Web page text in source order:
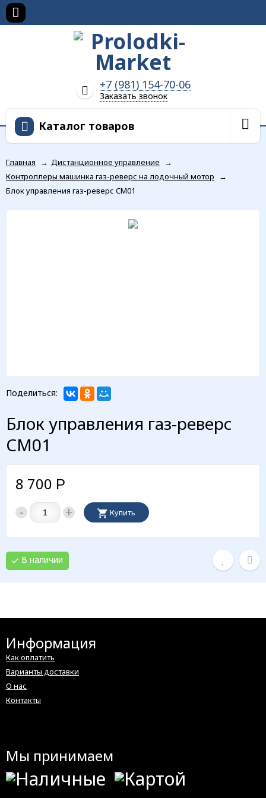
+7 (981) 154-70-06
Заказать звонок
Каталог товаров
Главная → Дистанционное управление
→
Контроллеры машинка газ-реверс на лодочный мотор
→
Блок управления газ-реверс CM01
Поделиться:
Блок управления газ-реверс
CM01
8 700 Р
- + Купить
В наличии
Информация
Как оплатить
Варианты доставки
О нас
Контакты
Мы принимаем